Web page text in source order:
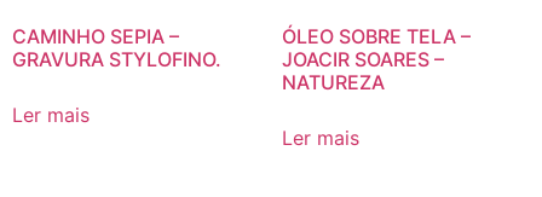
CAMINHO SEPIA –
GRAVURA STYLOFINO.
Ler mais
ÓLEO SOBRE TELA –
JOACIR SOARES –
NATUREZA
Ler mais